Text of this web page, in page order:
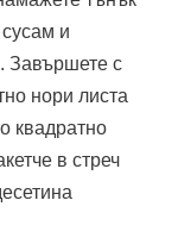
и
Завършете с
нори листа
квадратно
в стреч